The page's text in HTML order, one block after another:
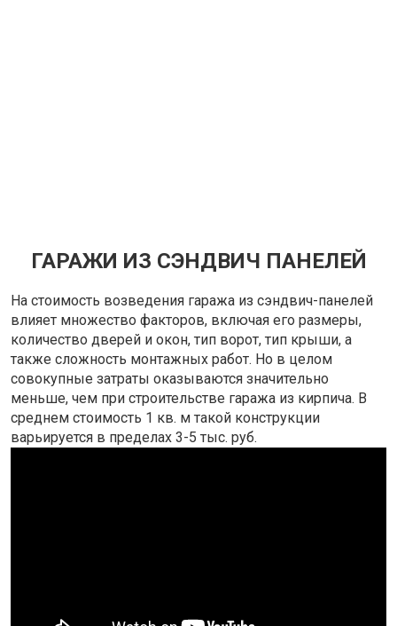
ГАРАЖИ ИЗ СЭНДВИЧ ПАНЕЛЕЙ
На стоимость возведения гаража из сэндвич-панелей
влияет множество факторов, включая его размеры,
количество дверей и окон, тип ворот, тип крыши, а
также сложность монтажных работ. Но в целом
совокупные затраты оказываются значительно
меньше, чем при строительстве гаража из кирпича. В
среднем стоимость 1 кв. м такой конструкции
варьируется в пределах 3-5 тыс. руб.